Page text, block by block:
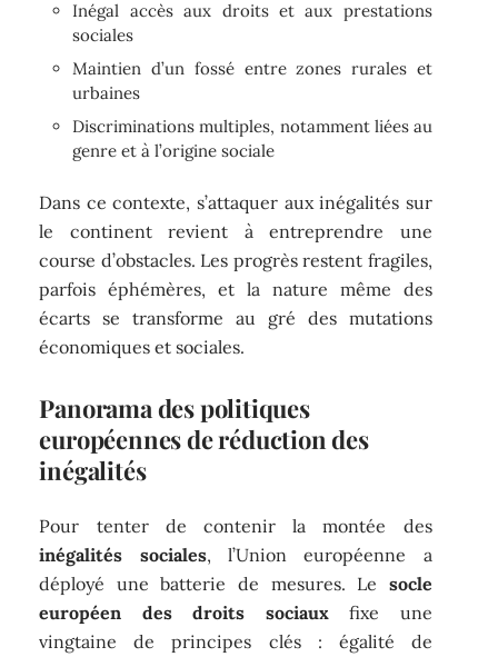
Inégal accès aux droits et aux prestations
sociales
Maintien d’un fossé entre zones rurales et
urbaines
Discriminations multiples, notamment liées au
genre et à l’origine sociale
Dans ce contexte, s’attaquer aux inégalités sur
le continent revient à entreprendre une
course d’obstacles. Les progrès restent fragiles,
parfois éphémères, et la nature même des
écarts se transforme au gré des mutations
économiques et sociales.
Panorama des politiques
européennes de réduction des
inégalités
Pour tenter de contenir la montée des
inégalités sociales, l’Union européenne a
déployé une batterie de mesures. Le socle
européen des droits sociaux fixe une
vingtaine de principes clés : égalité de